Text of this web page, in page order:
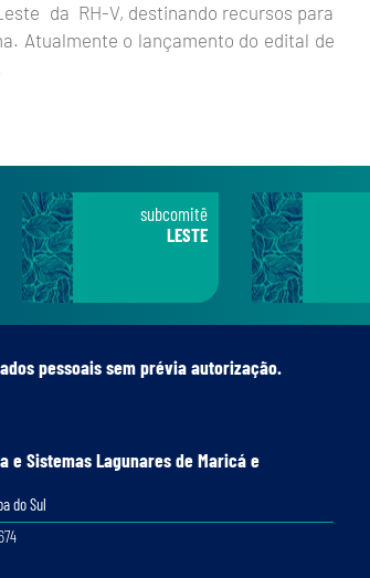
da RH-V, destinando recursos para
Atualmente o lançamento do edital de
subcomitê
LESTE
pessoais sem prévia autorização.
e Sistemas Lagunares de Maricá e
do Sul